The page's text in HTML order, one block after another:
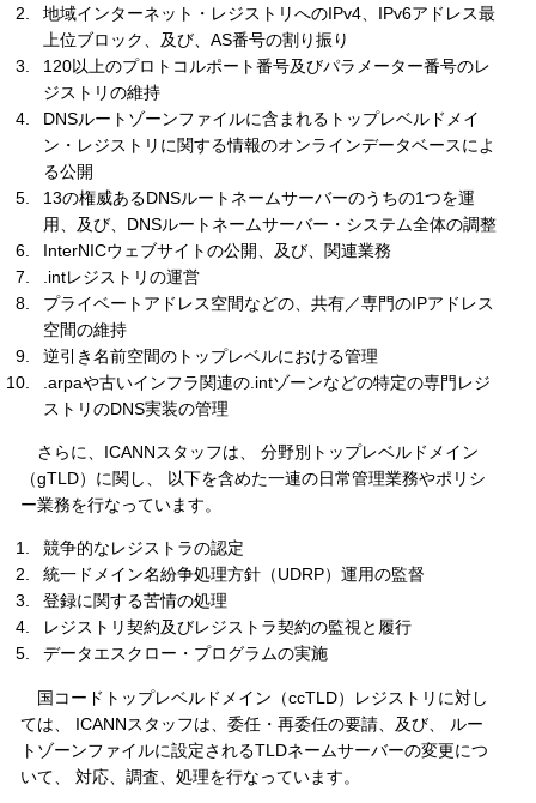
地域インターネット・レジストリへのIPv4、IPv6アドレス最
上位ブロック、及び、AS番号の割り振り
120以上のプロトコルポート番号及びパラメーター番号のレ
ジストリの維持
DNSルートゾーンファイルに含まれるトップレベルドメイ
ン・レジストリに関する情報のオンラインデータベースによ
る公開
13の権威あるDNSルートネームサーバーのうちの1つを運
用、及び、DNSルートネームサーバー・システム全体の調整
InterNICウェブサイトの公開、及び、関連業務
.intレジストリの運営
プライベートアドレス空間などの、共有／専門のIPアドレス
空間の維持
逆引き名前空間のトップレベルにおける管理
.arpaや古いインフラ関連の.intゾーンなどの特定の専門レジ
ストリのDNS実装の管理
さらに、ICANNスタッフは、 分野別トップレベルドメイン
（gTLD）に関し、 以下を含めた一連の日常管理業務やポリシ
ー業務を行なっています。
競争的なレジストラの認定
統一ドメイン名紛争処理方針（UDRP）運用の監督
登録に関する苦情の処理
レジストリ契約及びレジストラ契約の監視と履行
データエスクロー・プログラムの実施
国コードトップレベルドメイン（ccTLD）レジストリに対し
ては、 ICANNスタッフは、委任・再委任の要請、及び、 ルー
トゾーンファイルに設定されるTLDネームサーバーの変更につ
いて、 対応、調査、処理を行なっています。